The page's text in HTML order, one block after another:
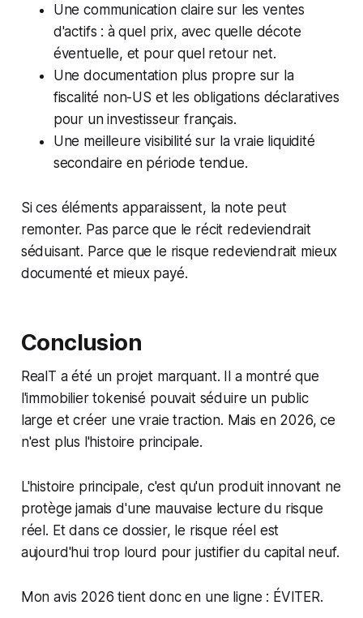
Une communication claire sur les ventes
d'actifs : à quel prix, avec quelle décote
éventuelle, et pour quel retour net.
Une documentation plus propre sur la
fiscalité non-US et les obligations déclaratives
pour un investisseur français.
Une meilleure visibilité sur la vraie liquidité
secondaire en période tendue.
Si ces éléments apparaissent, la note peut
remonter. Pas parce que le récit redeviendrait
séduisant. Parce que le risque redeviendrait mieux
documenté et mieux payé.
Conclusion
RealT a été un projet marquant. Il a montré que
l'immobilier tokenisé pouvait séduire un public
large et créer une vraie traction. Mais en 2026, ce
n'est plus l'histoire principale.
L'histoire principale, c'est qu'un produit innovant ne
protège jamais d'une mauvaise lecture du risque
réel. Et dans ce dossier, le risque réel est
aujourd'hui trop lourd pour justifier du capital neuf.
Mon avis 2026 tient donc en une ligne : ÉVITER.